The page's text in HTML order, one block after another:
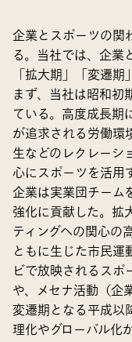
企業とスポーツの関
る。当社では、企業
「拡大期」「変遷
まず、当社は昭和初
ている。高度成長期
が追求される労働環
生などのレクレーシ
心にスポーツを活用
企業は実業団チーム
強化に貢献した。拡
ティングへの関心の
ともに生じた市民運
ビで放映されるスポ
や、メセナ活動（企
変遷期となる平成以
理化やグローバル化